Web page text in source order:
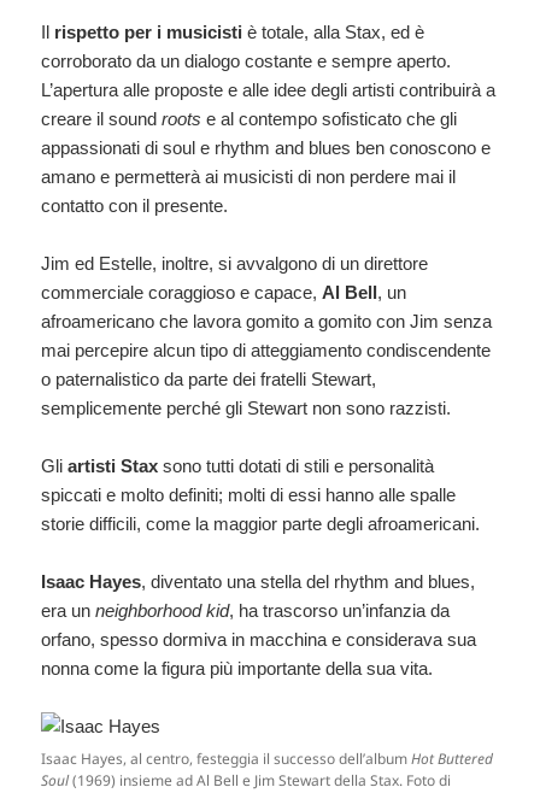
Il rispetto per i musicistiè totale, alla Stax, ed è
corroborato da un dialogo costante e sempre aperto.
L’apertura alle proposte e alle idee degli artisti contribuirà a
creare il soundroots e al contempo sofisticato che gli
appassionati di soul e rhythm and blues ben conoscono e
amano e permetterà ai musicisti di non perdere mai il
contatto con il presente.
Jim ed Estelle, inoltre, si avvalgono di un direttore
commerciale coraggioso e capace,Al Bell, un
afroamericano che lavora gomito a gomito con Jim senza
mai percepire alcun tipo di atteggiamento condiscendente
o paternalistico da parte dei fratelli Stewart,
semplicemente perché gli Stewart non sono razzisti.
Gliartisti Stax sono tutti dotati di stili e personalità
spiccati e molto definiti; molti di essi hanno alle spalle
storie difficili, come la maggior parte degli afroamericani.
Isaac Hayes, diventato una stella del rhythm and blues,
era unneighborhood kid, ha trascorso un’infanzia da
orfano, spesso dormiva in macchina e considerava sua
nonna come la figura più importante della sua vita.
Isaac Hayes, al centro, festeggia il successo dell’albumHot Buttered
Soul(1969) insieme ad Al Bell e Jim Stewart della Stax. Foto di